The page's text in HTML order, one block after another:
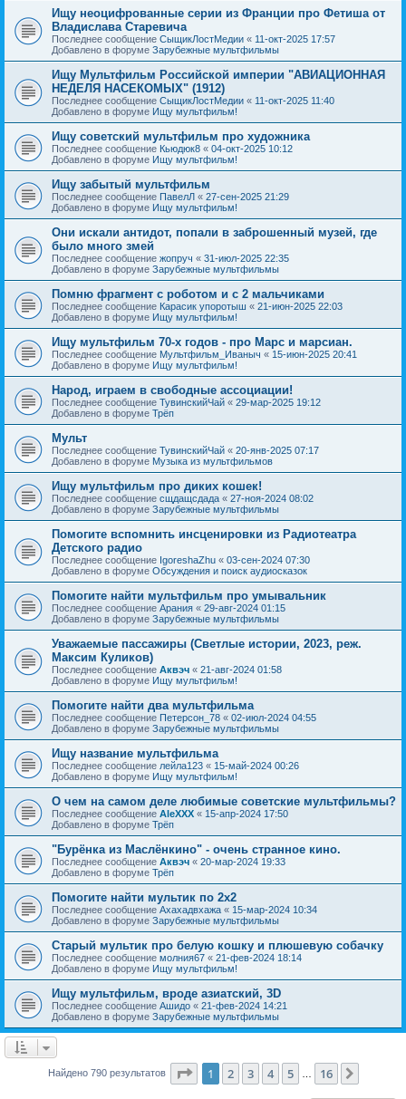
Ищу неоцифрованные серии из Франции про Фетиша от
Владислава Старевича
Последнее сообщение СыщикЛостМедии « 11-окт-2025 17:57
Добавлено в форуме Зарубежные мультфильмы
Ищу Мультфильм Российской империи "АВИАЦИОННАЯ
НЕДЕЛЯ НАСЕКОМЫХ" (1912)
Последнее сообщение СыщикЛостМедии « 11-окт-2025 11:40
Добавлено в форуме Ищу мультфильм!
Ищу советский мультфильм про художника
Последнее сообщение Кьюдюк8 « 04-окт-2025 10:12
Добавлено в форуме Ищу мультфильм!
Ищу забытый мультфильм
Последнее сообщение ПавелЛ « 27-сен-2025 21:29
Добавлено в форуме Ищу мультфильм!
Они искали антидот, попали в заброшенный музей, где
было много змей
Последнее сообщение жопруч « 31-июл-2025 22:35
Добавлено в форуме Зарубежные мультфильмы
Помню фрагмент с роботом и с 2 мальчиками
Последнее сообщение Карасик упоротыш « 21-июн-2025 22:03
Добавлено в форуме Ищу мультфильм!
Ищу мультфильм 70-х годов - про Марс и марсиан.
Последнее сообщение Мультфильм_Иваныч « 15-июн-2025 20:41
Добавлено в форуме Ищу мультфильм!
Народ, играем в свободные ассоциации!
Последнее сообщение ТувинскийЧай « 29-мар-2025 19:12
Добавлено в форуме Трёп
Мульт
Последнее сообщение ТувинскийЧай « 20-янв-2025 07:17
Добавлено в форуме Музыка из мультфильмов
Ищу мультфильм про диких кошек!
Последнее сообщение сщдащсдада « 27-ноя-2024 08:02
Добавлено в форуме Зарубежные мультфильмы
Помогите вспомнить инсценировки из Радиотеатра
Детского радио
Последнее сообщение IgoreshaZhu « 03-сен-2024 07:30
Добавлено в форуме Обсуждения и поиск аудиосказок
Помогите найти мультфильм про умывальник
Последнее сообщение Арания « 29-авг-2024 01:15
Добавлено в форуме Зарубежные мультфильмы
Уважаемые пассажиры (Светлые истории, 2023, реж.
Максим Куликов)
Последнее сообщение Аквэч « 21-авг-2024 01:58
Добавлено в форуме Ищу мультфильм!
Помогите найти два мультфильма
Последнее сообщение Петерсон_78 « 02-июл-2024 04:55
Добавлено в форуме Зарубежные мультфильмы
Ищу название мультфильма
Последнее сообщение лейла123 « 15-май-2024 00:26
Добавлено в форуме Ищу мультфильм!
О чем на самом деле любимые советские мультфильмы?
Последнее сообщение AleXXX « 15-апр-2024 17:50
Добавлено в форуме Трёп
"Бурёнка из Маслёнкино" - очень странное кино.
Последнее сообщение Аквэч « 20-мар-2024 19:33
Добавлено в форуме Трёп
Помогите найти мультик по 2х2
Последнее сообщение Ахахадвхажа « 15-мар-2024 10:34
Добавлено в форуме Зарубежные мультфильмы
Старый мультик про белую кошку и плюшевую собачку
Последнее сообщение молния67 « 21-фев-2024 18:14
Добавлено в форуме Ищу мультфильм!
Ищу мультфильм, вроде азиатский, 3D
Последнее сообщение Ашидо « 21-фев-2024 14:21
Добавлено в форуме Зарубежные мультфильмы
Найдено 790 результатов Страница из 16
1 2 3 4 5 16